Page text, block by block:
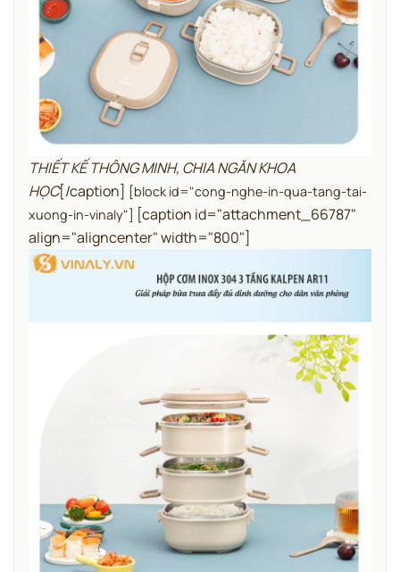
THIẾT KẾ THÔNG MINH, CHIA NGĂN KHOA
HỌC[/caption] [block id="cong-nghe-in-qua-tang-tai-
xuong-in-vinaly"] [caption id="attachment_66787"
align="aligncenter" width="800"]